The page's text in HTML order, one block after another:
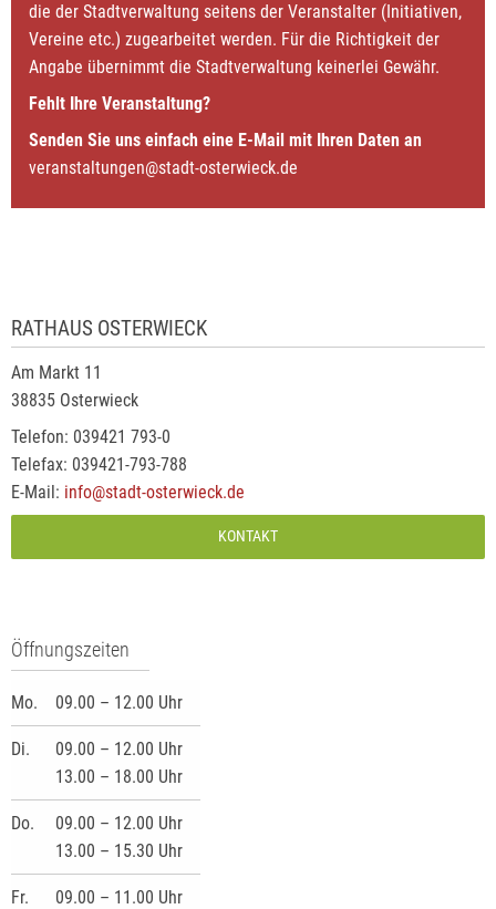
die der Stadtverwaltung seitens der Veranstalter (Initiativen,
Vereine etc.) zugearbeitet werden. Für die Richtigkeit der
Angabe übernimmt die Stadtverwaltung keinerlei Gewähr.
Fehlt Ihre Veranstaltung?
Senden Sie uns einfach eine E-Mail mit Ihren Daten an
veranstaltungen@stadt-osterwieck.de
RATHAUS OSTERWIECK
Am Markt 11
38835 Osterwieck
Telefon: 039421 793-0
Telefax: 039421-793-788
E-Mail: info@stadt-osterwieck.de
KONTAKT
Öffnungszeiten
Mo. 09.00 – 12.00 Uhr
Di.
09.00 – 12.00 Uhr
13.00 – 18.00 Uhr
Do.
09.00 – 12.00 Uhr
13.00 – 15.30 Uhr
Fr. 09.00 – 11.00 Uhr